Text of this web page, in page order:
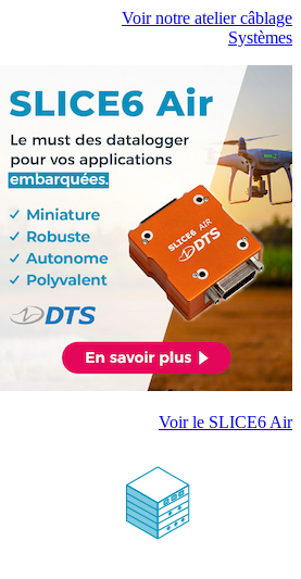
Voir notre atelier câblage
Systèmes
Voir le SLICE6 Air